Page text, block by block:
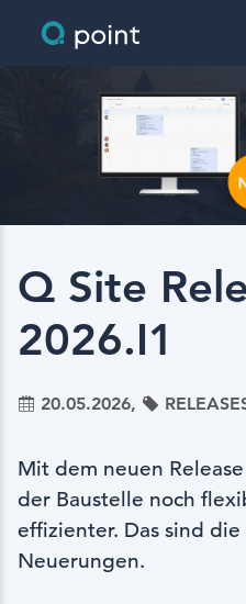
Q Site
2026.I1
20.05.2026,
Mit dem neuen
der Baustelle noch
effizienter. Das sind
Neuerungen.